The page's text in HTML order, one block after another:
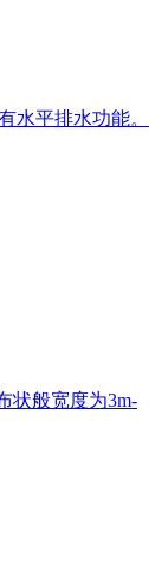
水平排水功能。
状般宽度为3m-